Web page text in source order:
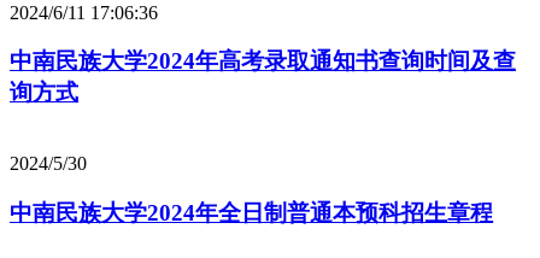
2024/6/11 17:06:36
中南民族大学2024年高考录取通知书查询时间及查
询方式
2024/5/30
中南民族大学2024年全日制普通本预科招生章程